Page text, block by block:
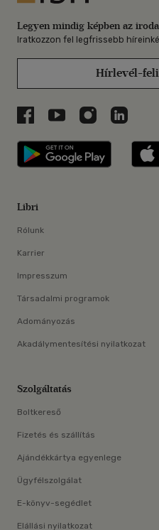
Legyen mindig képben az
Iratkozzon fel legfrissebb
Hírlevél-
Libri a Facebookon
Libri a Youtube-on
Libri azLibri
Libri
Libri
Rólunk
Karrier
Impresszum
Társadalmi programok
Adományozás
Akadálymentesítési nyilatkozat
Szolgáltatás
Boltkereső
Fizetés és szállítás
Ajándékkártya egyenlege
Ügyfélszolgálat
E-könyv-segédlet
Elállási nyilatkozat